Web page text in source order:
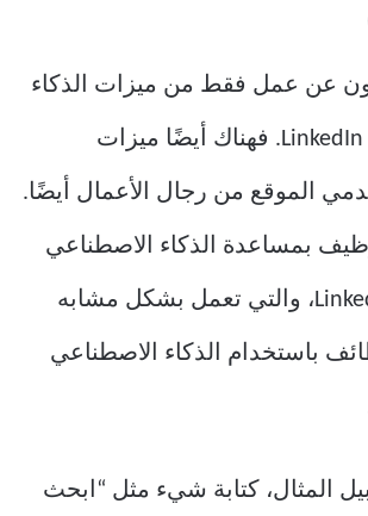
عن عمل فقط من ميزات الذكاء
الاصطناعي في LinkedIn. فهناك أيضًا ميزات
الموقع من رجال الأعمال أيضًا.
بمساعدة الذكاء الاصطناعي
الجديدة في LinkedIn، والتي تعمل بشكل مشابه
باستخدام الذكاء الاصطناعي
المثال، كتابة شيء مثل “ابحث